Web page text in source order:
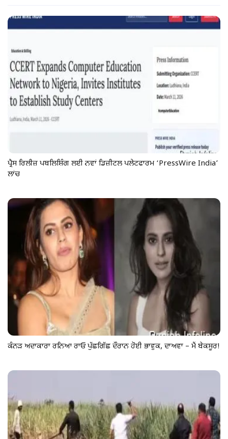
ਪ੍ਰੈਸ ਰਿਲੀਜ਼ ਪਬਲਿਸ਼ਿੰਗ ਲਈ ਨਵਾਂ ਡਿਜ਼ੀਟਲ ਪਲੇਟਫਾਰਮ ‘PressWire India’
ਲਾਂਚ
ਕੰਨੜ ਅਦਾਕਾਰਾ ਰਨਿਆ ਰਾਓ ਪੁੱਛਗਿੱਛ ਦੌਰਾਨ ਹੋਈ ਭਾਵੁਕ, ਦਾਅਵਾ – ਮੈਂ ਬੇਕਸੂਰ!